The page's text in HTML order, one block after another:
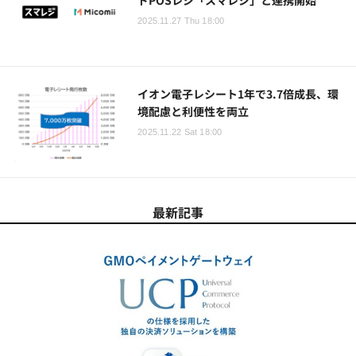
2025.11.27 Thu 18:00
イオン電子レシート1年で3.7倍成長、環
境配慮と利便性を両立
2025.11.22 Sat 18:00
最新記事